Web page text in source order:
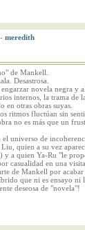
- meredith
de Mankell.
Desastrosa.
novela negra y
internos, la trama de
en otras obras suyas.
ritmos fluctúan sin
no es más que un
el universo de
quien a su vez
y a quien Ya-Ru "le
casualidad en una
de Mankell por
que ni es ensayo ni
deseosa de "novela"!